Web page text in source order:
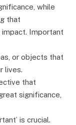
while
that
Important
or objects that
lives.
that
significance,
is crucial.